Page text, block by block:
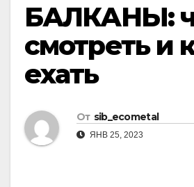
БАЛКАНЫ:
смотреть и
ехать
От sib_ecometal
ЯНВ 25, 2023